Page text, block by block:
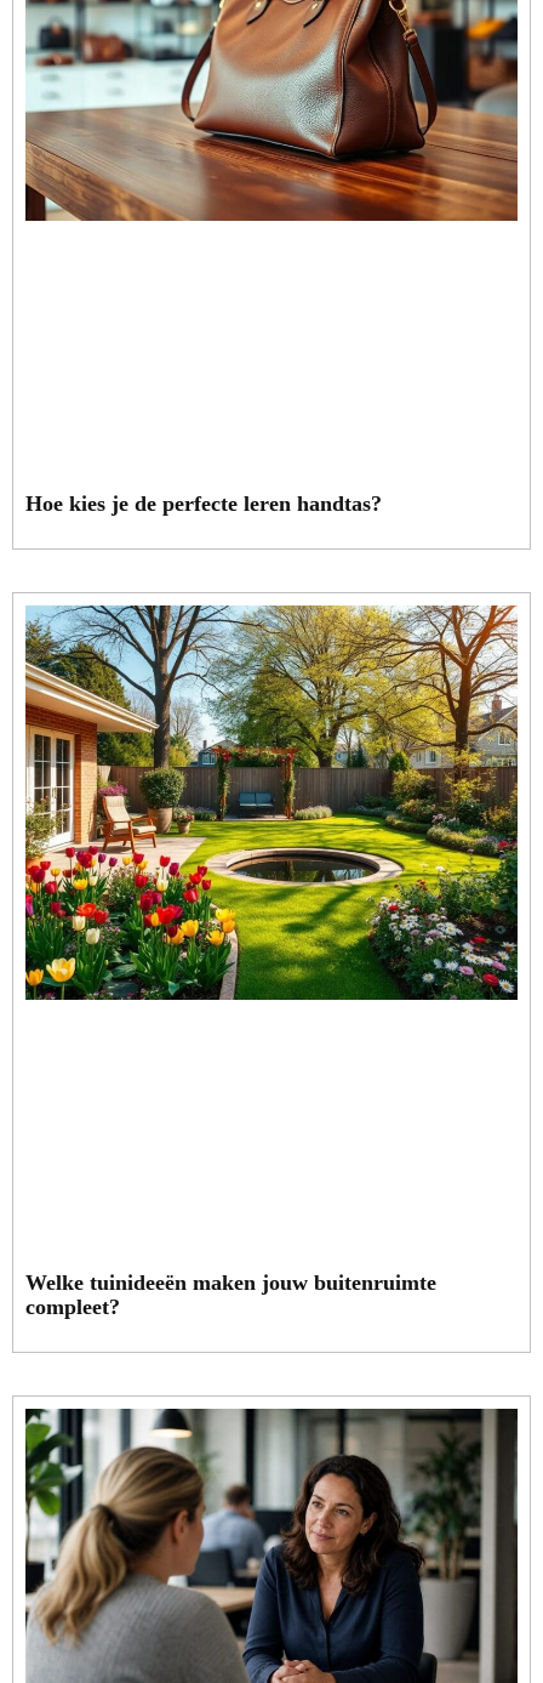
Hoe kies je de perfecte leren handtas?
Welke tuinideeën maken jouw buitenruimte
compleet?